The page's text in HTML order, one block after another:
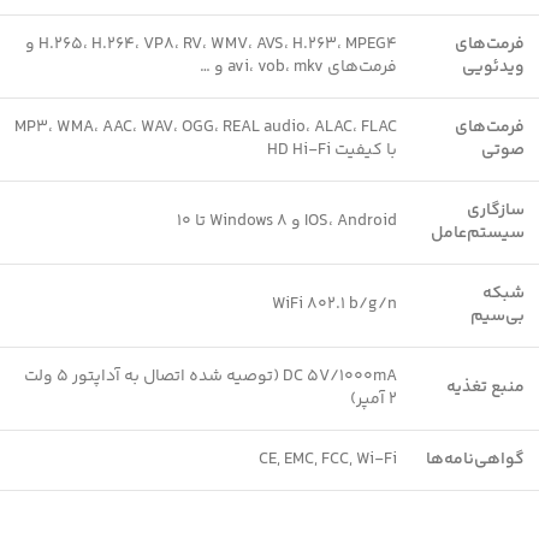
فرمت‌های
ویدئویی
H.265، H.264، VP8، RV، WMV، AVS، H.263، MPEG4 و
فرمت‌های avi، vob، mkv و …
فرمت‌های
صوتی
MP3، WMA، AAC، WAV، OGG، REAL audio، ALAC، FLAC
با کیفیت HD Hi-Fi
سازگاری
سیستم‌عامل
IOS، Android و Windows 8 تا 10
شبکه
بی‌سیم
WiFi 802.1 b/g/n
منبع تغذیه
DC 5V/1000mA (توصیه شده اتصال به آداپتور 5 ولت
2 آمپر)
گواهی‌نامه‌ها CE, EMC, FCC, Wi-Fi